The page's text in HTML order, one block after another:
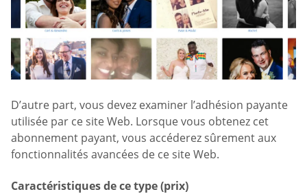
D’autre part, vous devez examiner l’adhésion payante
utilisée par ce site Web. Lorsque vous obtenez cet
abonnement payant, vous accéderez sûrement aux
fonctionnalités avancées de ce site Web.
Caractéristiques de ce type (prix)